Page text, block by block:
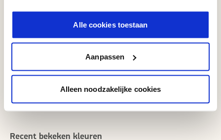
Alle cookies toestaan
Aanpassen
Alleen noodzakelijke cookies
Memory Blue
Wonderful White
WE M195
WE M225
Recent bekeken kleuren